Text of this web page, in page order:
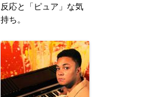
反応と「ピュア」な気
持ち。